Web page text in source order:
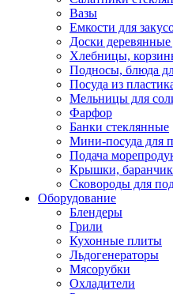
Вазы
Емкости для
Доски деревянные
Хлебницы,
Подносы, блюда
Посуда из
Мельницы для
Фарфор
Банки стеклянные
Мини-посуда для
Подача
Крышки,
Сковороды для
Оборудование
Блендеры
Грили
Кухонные плиты
Льдогенераторы
Мясорубки
Охладители